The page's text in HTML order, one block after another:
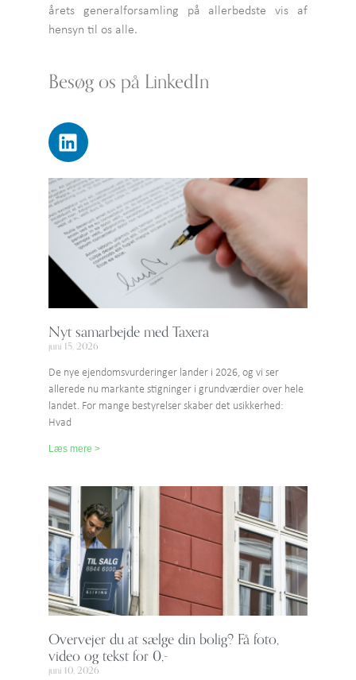
årets generalforsamling på allerbedste vis af
hensyn til os alle.
Besøg os på LinkedIn
Nyt samarbejde med Taxera
juni 15, 2026
De nye ejendomsvurderinger lander i 2026, og vi ser
allerede nu markante stigninger i grundværdier over hele
landet. For mange bestyrelser skaber det usikkerhed:
Hvad
Læs mere >
Overvejer du at sælge din bolig? Få foto,
video og tekst for 0,-
juni 10, 2026